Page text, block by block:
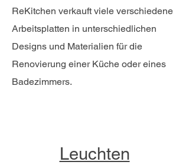
ReKitchen verkauft viele verschiedene
Arbeitsplatten in unterschiedlichen
Designs und Materialien für die
Renovierung einer Küche oder eines
Badezimmers.
​Leuchten